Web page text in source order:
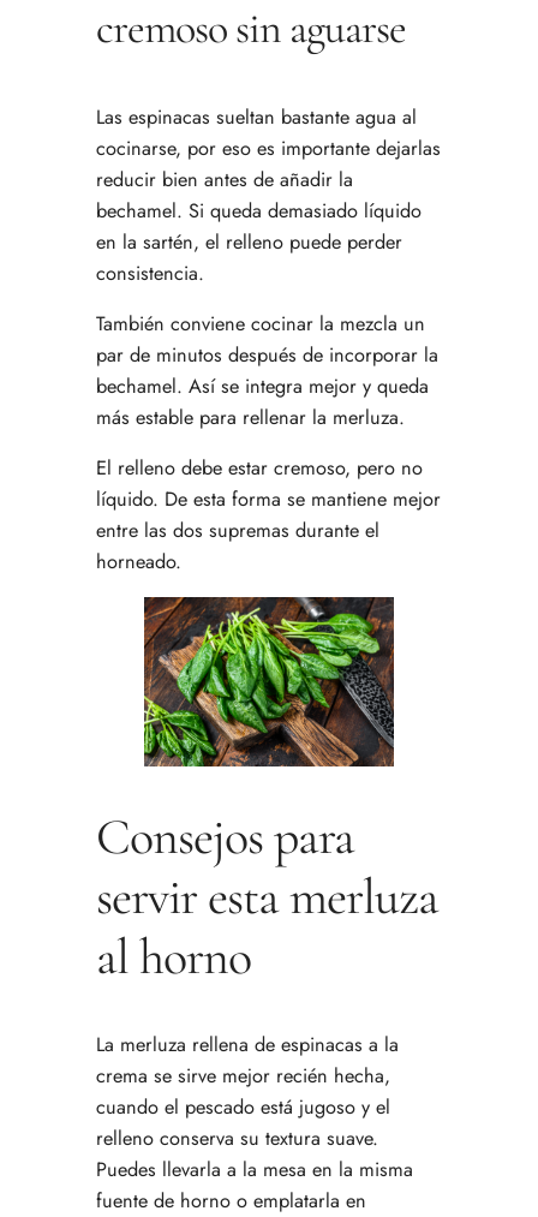
cremoso sin aguarse
Las espinacas sueltan bastante agua al
cocinarse, por eso es importante dejarlas
reducir bien antes de añadir la
bechamel. Si queda demasiado líquido
en la sartén, el relleno puede perder
consistencia.
También conviene cocinar la mezcla un
par de minutos después de incorporar la
bechamel. Así se integra mejor y queda
más estable para rellenar la merluza.
El relleno debe estar cremoso, pero no
líquido. De esta forma se mantiene mejor
entre las dos supremas durante el
horneado.
Consejos para
servir esta merluza
al horno
La merluza rellena de espinacas a la
crema se sirve mejor recién hecha,
cuando el pescado está jugoso y el
relleno conserva su textura suave.
Puedes llevarla a la mesa en la misma
fuente de horno o emplatarla en